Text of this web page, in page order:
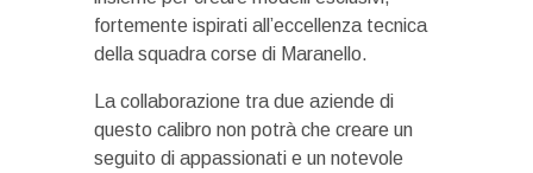
fortemente ispirati all’eccellenza tecnica
della squadra corse di Maranello.
La collaborazione tra due aziende di
questo calibro non potrà che creare un
seguito di appassionati e un notevole